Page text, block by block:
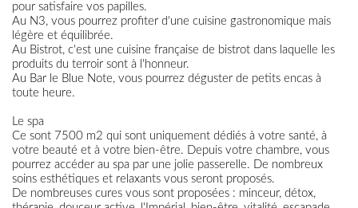
pour satisfaire vos papilles.
Au N3, vous pourrez profiter d'une cuisine gastronomique mais
légère et équilibrée.
Au Bistrot, c'est une cuisine française de bistrot dans laquelle les
produits du terroir sont à l'honneur.
Au Bar le Blue Note, vous pourrez déguster de petits encas à
toute heure.
Le spa
Ce sont 7500 m2 qui sont uniquement dédiés à votre santé, à
votre beauté et à votre bien-être. Depuis votre chambre, vous
pourrez accéder au spa par une jolie passerelle. De nombreux
soins esthétiques et relaxants vous seront proposés.
De nombreuses cures vous sont proposées : minceur, détox,